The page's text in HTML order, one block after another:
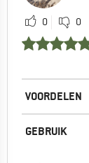
0 0
VOORDELEN
GEBRUIK